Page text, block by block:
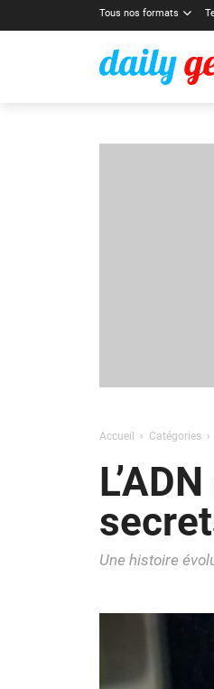
Tous nos formats
Accueil Catégories
Une histoire